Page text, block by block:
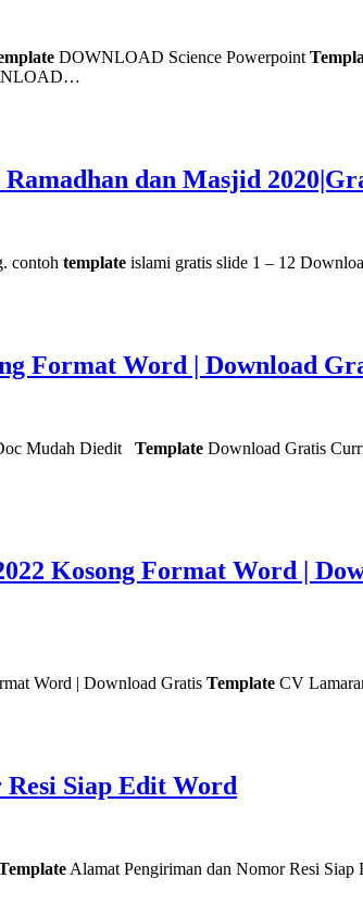
DOWNLOAD Science Powerpoint
dan Masjid
contoh template islami gratis slide 1 – 12
Format Word | Download
Mudah Diedit Template Download Gratis
Kosong Format Word |
Word | Download Gratis Template CV
Siap Edit Word
Alamat Pengiriman dan Nomor Resi